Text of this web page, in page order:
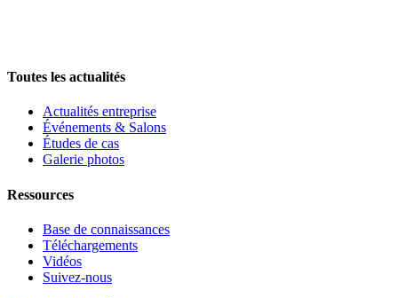
Toutes les actualités
Actualités entreprise
Événements & Salons
Études de cas
Galerie photos
Ressources
Base de connaissances
Téléchargements
Vidéos
Suivez-nous